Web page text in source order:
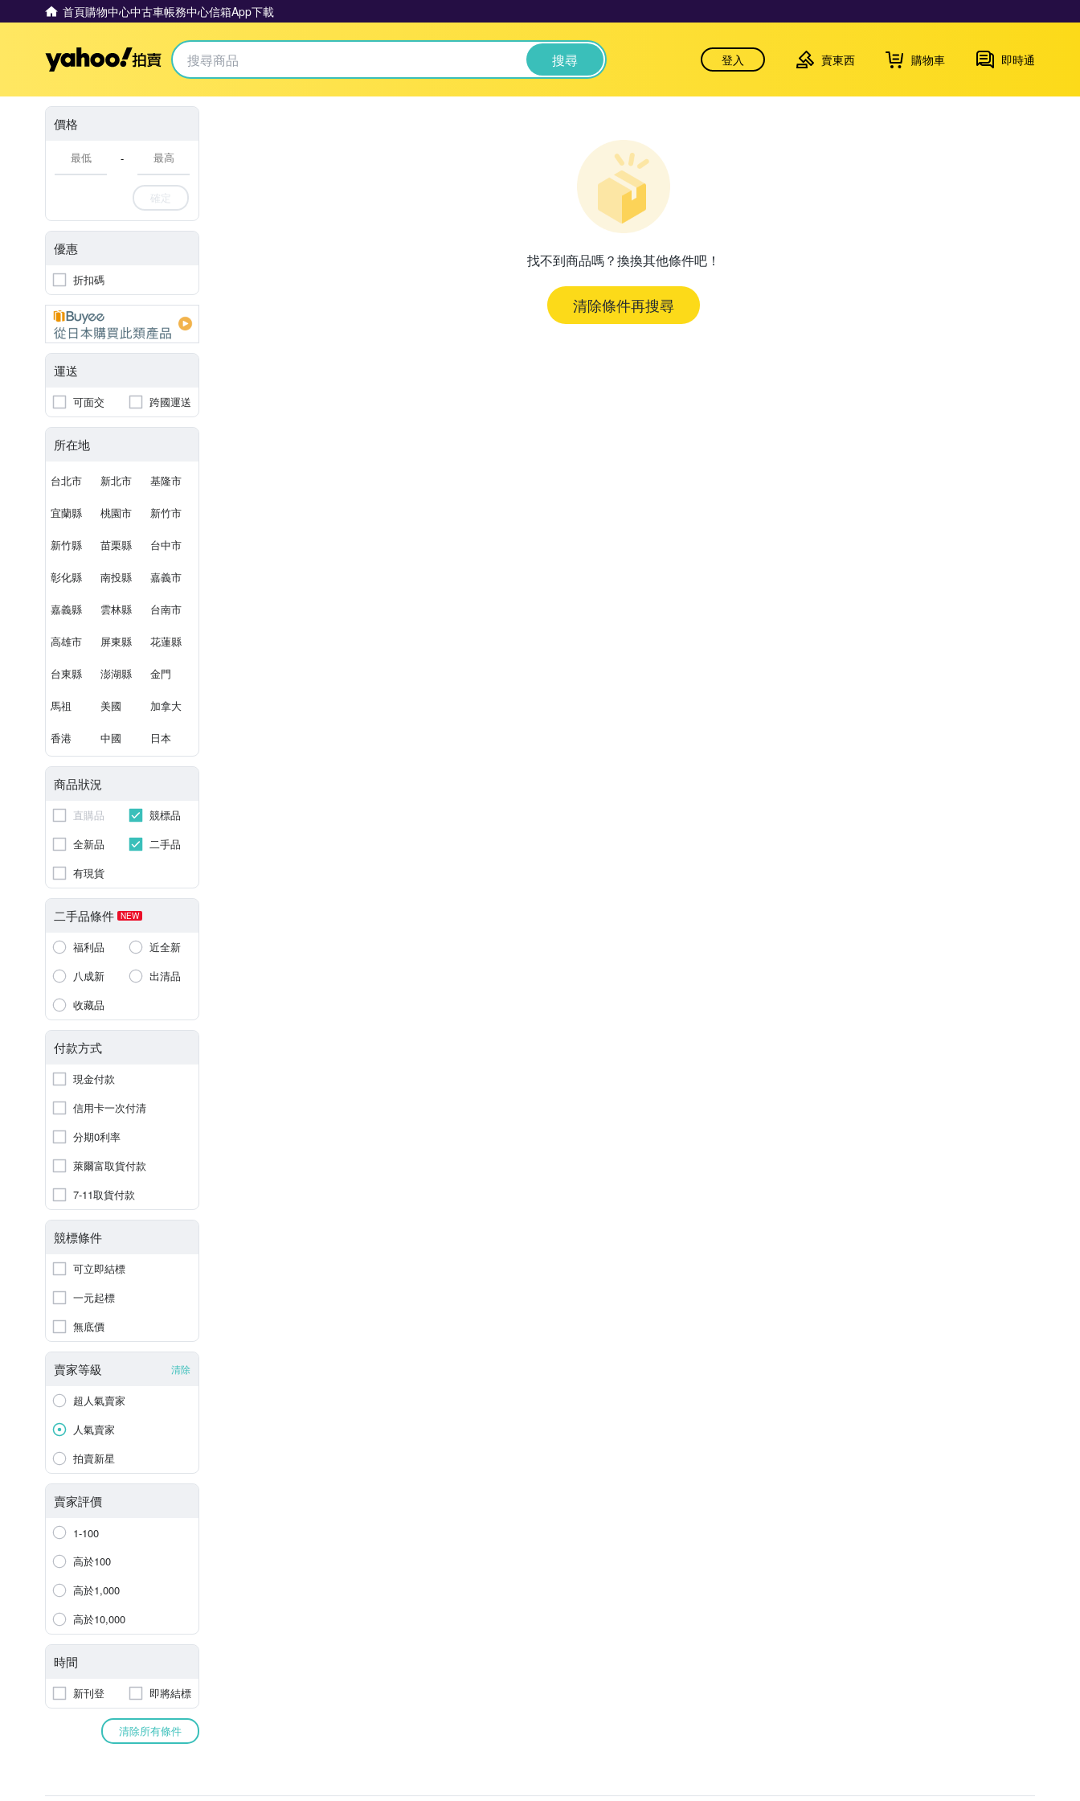
首頁購物中心中古車帳務中心信箱App下載
Yahoo拍賣 搜尋 登入 賣東西 購物車 即時通
價格
-
確定
優惠
折扣碼
運送
可面交 跨國運送
所在地
台北市 新北市 基隆市
宜蘭縣 桃園市 新竹市
新竹縣 苗栗縣 台中市
彰化縣 南投縣 嘉義市
嘉義縣 雲林縣 台南市
高雄市 屏東縣 花蓮縣
台東縣 澎湖縣 金門
馬祖 美國 加拿大
香港 中國 日本
商品狀況
直購品
競標品
全新品
二手品
有現貨
二手品條件 NEW
福利品
近全新
八成新
出清品
收藏品
付款方式
現金付款
信用卡一次付清
分期0利率
萊爾富取貨付款
7-11取貨付款
競標條件
可立即結標
一元起標
無底價
賣家等級 清除
超人氣賣家
人氣賣家
拍賣新星
賣家評價
1-100
高於100
高於1,000
高於10,000
時間
新刊登 即將結標
清除所有條件
找不到商品嗎？換換其他條件吧！
清除條件再搜尋